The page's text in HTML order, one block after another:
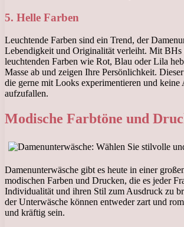
5. Helle Farben
Leuchtende Farben sind ein Trend, der
Lebendigkeit und Originalität verleiht. Mit BHs
leuchtenden Farben wie Rot, Blau oder Lila
Masse ab und zeigen Ihre Persönlichkeit.
die gerne mit Looks experimentieren und keine
aufzufallen.
Modische Farbtöne und
Damenunterwäsche gibt es heute in einer
modischen Farben und Drucken, die es jeder
Individualität und ihren Stil zum Ausdruck zu
der Unterwäsche können entweder zart und
und kräftig sein.